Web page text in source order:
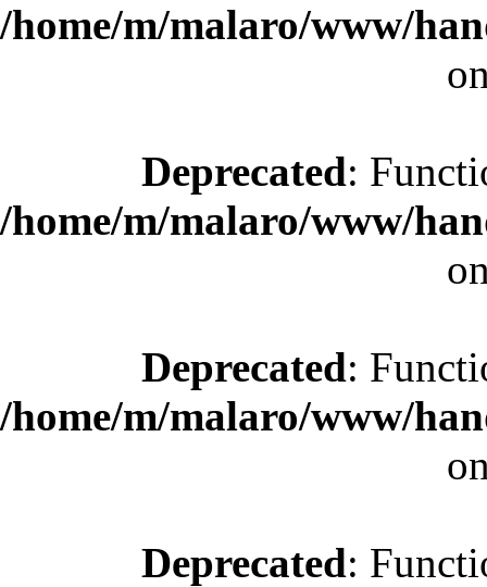
/home/m/malaro/www/
Deprecated:
/home/m/malaro/www/
Deprecated:
/home/m/malaro/www/
Deprecated: